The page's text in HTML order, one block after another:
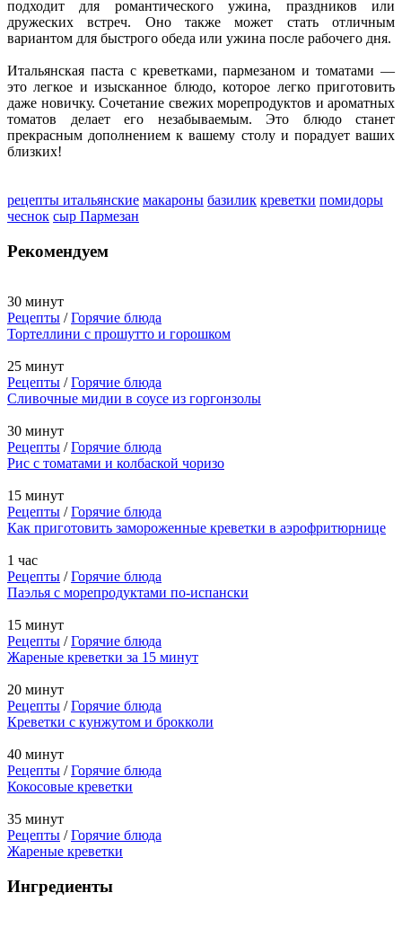
подходит для романтического ужина, праздников или
дружеских встреч. Оно также может стать отличным
вариантом для быстрого обеда или ужина после рабочего дня.
Итальянская паста с креветками, пармезаном и томатами —
это легкое и изысканное блюдо, которое легко приготовить
даже новичку. Сочетание свежих морепродуктов и ароматных
томатов делает его незабываемым. Это блюдо станет
прекрасным дополнением к вашему столу и порадует ваших
близких!
рецепты итальянские макароны базилик креветки помидоры
чеснок сыр Пармезан
Рекомендуем
30 минут
Рецепты /Горячие блюда
Тортеллини с прошутто и горошком
25 минут
Рецепты /Горячие блюда
Сливочные мидии в соусе из горгонзолы
30 минут
Рецепты /Горячие блюда
Рис с томатами и колбаской чоризо
15 минут
Рецепты /Горячие блюда
Как приготовить замороженные креветки в аэрофритюрнице
1 час
Рецепты /Горячие блюда
Паэлья с морепродуктами по-испански
15 минут
Рецепты /Горячие блюда
Жареные креветки за 15 минут
20 минут
Рецепты /Горячие блюда
Креветки с кунжутом и брокколи
40 минут
Рецепты /Горячие блюда
Кокосовые креветки
35 минут
Рецепты /Горячие блюда
Жареные креветки
Ингредиенты